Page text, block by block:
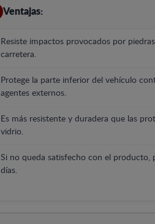
Ventajas:
Resiste impactos provocados por
carretera.
Protege la parte inferior del vehículo
agentes externos.
Es más resistente y duradera que las
vidrio.
Si no queda satisfecho con el producto,
días.